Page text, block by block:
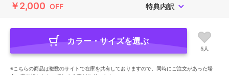
￥2,000 OFF 特典内訳
カラー・サイズを選ぶ
5人
※こちらの商品は複数のサイトで在庫を共有しておりますので、同時にご注文があった場